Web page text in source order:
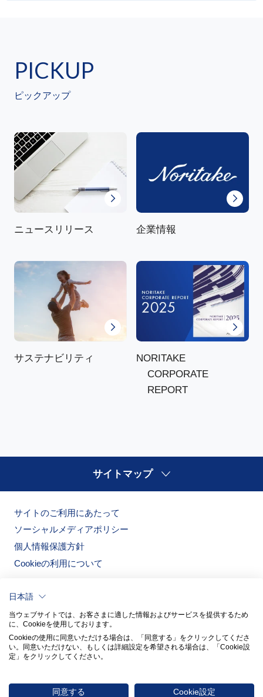
PICKUP
ピックアップ
ニュースリリース 企業情報
サステナビリティ
NORITAKE
CORPORATE
REPORT
サイトマップ
サイトのご利用にあたって
ソーシャルメディアポリシー
個人情報保護方針
Cookieの利用について
日本語
当ウェブサイトでは、お客さまに適した情報およびサービスを提供するため
に、Cookieを使用しております。
Cookieの使用に同意いただける場合は、「同意する」をクリックしてくださ
い。​同意いただけない、もしくは詳細設定を希望される場合は、「Cookie設
定」をクリックしてください。​
同意する Cookie設定